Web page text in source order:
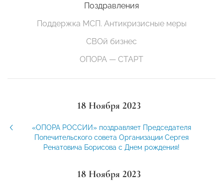
Поздравления
Поддержка МСП. Антикризисные меры
СВОй бизнес
ОПОРА — СТАРТ
18 Ноября 2023
«ОПОРА РОССИИ» поздравляет Председателя
Попечительского совета Организации Сергея
Ренатовича Борисова с Днем рождения!
18 Ноября 2023